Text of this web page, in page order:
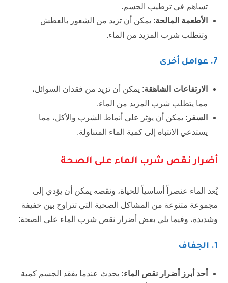
تساهم في ترطيب الجسم.
الأطعمة المالحة: يمكن أن تزيد من الشعور بالعطش
وتتطلب شرب المزيد من الماء.
7. عوامل أخرى
الارتفاعات الشاهقة: يمكن أن تزيد من فقدان السوائل،
مما يتطلب شرب المزيد من الماء.
السفر : يمكن أن يؤثر على أنماط الشرب والأكل، مما
يستدعي الانتباه إلى كمية الماء المتناولة.
أضرار نقص شرب الماء على الصحة
يُعد الماء عنصراً أساسياً للحياة، ونقصه يمكن أن يؤدي إلى
مجموعة متنوعة من المشاكل الصحية التي تتراوح بين خفيفة
وشديدة، وفيما يلي بعض أضرار نقص شرب الماء على الصحة:
1. الجفاف
أحد أبرز أضرار نقص الماء: يحدث عندما يفقد الجسم كمية